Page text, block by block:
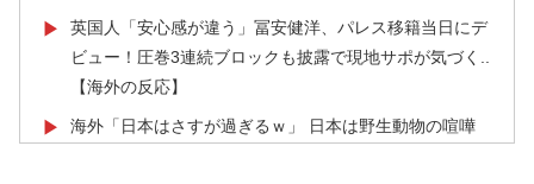
▶
英国人「安心感が違う」冨安健洋、パレス移籍当日にデ
ビュー！圧巻3連続ブロックも披露で現地サポが気づく..
【海外の反応】
▶
海外「日本はさすが過ぎるｗ」 日本は野生動物の喧嘩